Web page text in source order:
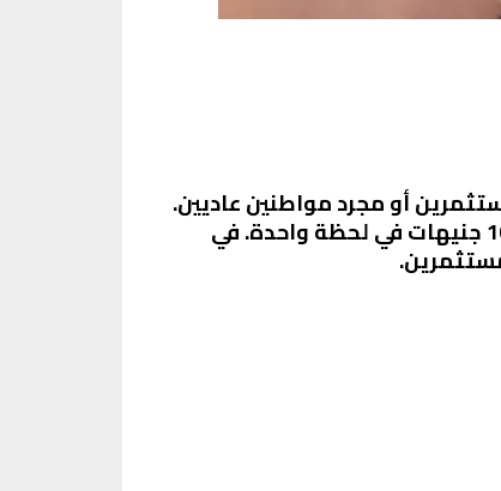
أو مجرد مواطنين عاديين.
النهارده، في حدث غير متوقع، شهدنا انخفاضًا ملحوظًا في سعر الذهب عيار 21، حيث انخفض بمقدار 10 جنيهات في لحظة واحدة. في